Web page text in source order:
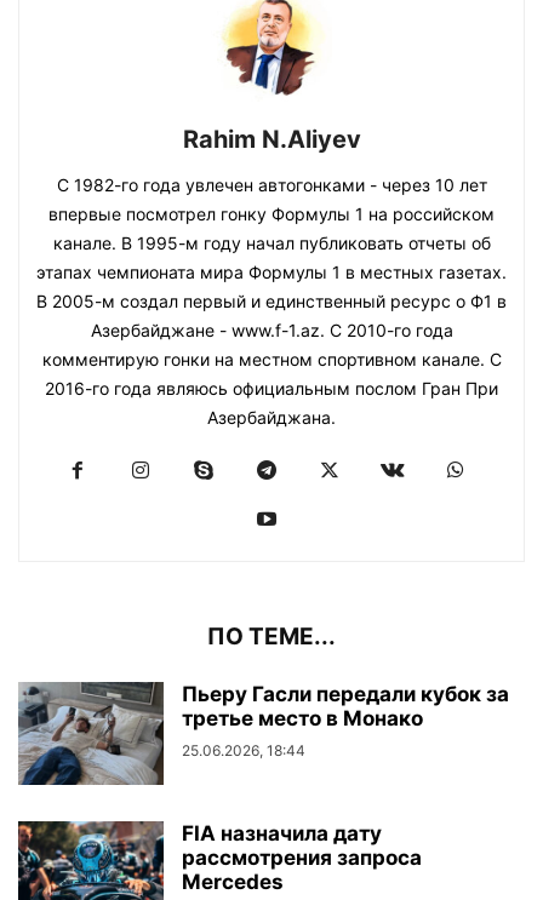
Rahim N.Aliyev
С 1982-го года увлечен автогонками - через 10 лет
впервые посмотрел гонку Формулы 1 на российском
канале. В 1995-м году начал публиковать отчеты об
этапах чемпионата мира Формулы 1 в местных газетах.
В 2005-м создал первый и единственный ресурс о Ф1 в
Азербайджане - www.f-1.az. С 2010-го года
комментирую гонки на местном спортивном канале. С
2016-го года являюсь официальным послом Гран При
Азербайджана.
ПО ТЕМЕ...
Пьеру Гасли передали кубок за
третье место в Монако
25.06.2026, 18:44
FIA назначила дату
рассмотрения запроса
Mercedes